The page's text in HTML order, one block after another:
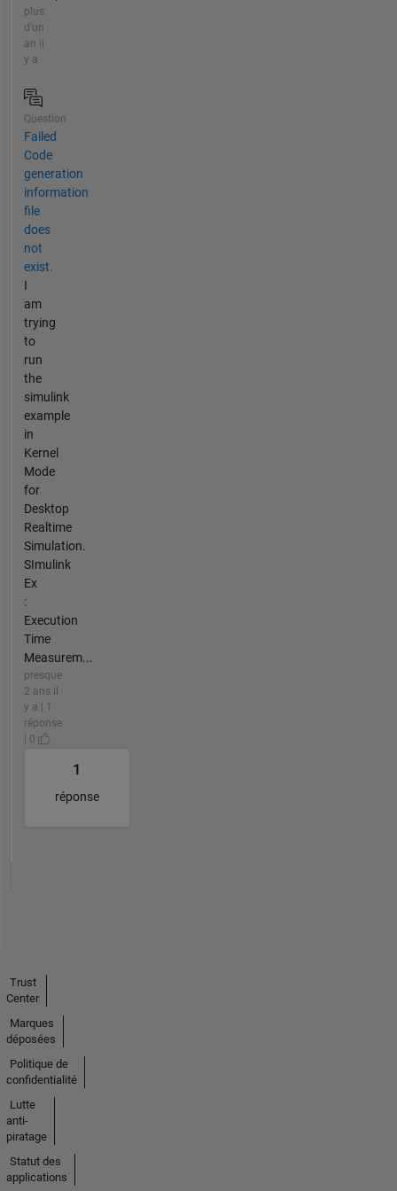
plus
d'un
an il
y a
Question
Failed
Code
generation
information
file
does
not
exist.
I
am
trying
to
run
the
simulink
example
in
Kernel
Mode
for
Desktop
Realtime
Simulation.
SImulink
Ex
:
Execution
Time
Measurem...
presque
2 ans il
y a | 1
réponse
| 0
1
réponse
Trust
Center
Marques
déposées
Politique de
confidentialité
Lutte
anti-
piratage
Statut des
applications